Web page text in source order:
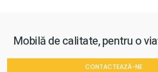
Mobilă de calitate, pentru o
CONTACTEAZĂ-NE